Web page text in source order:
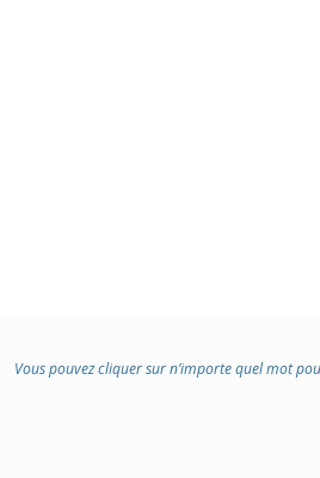
Vous pouvez cliquer sur n’importe quel mot